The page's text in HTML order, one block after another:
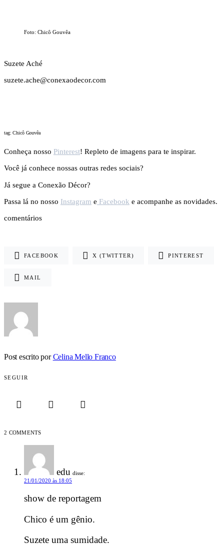
Foto: Chicô Gouvêa
Suzete Aché
suzete.ache@conexaodecor.com
tag: Chicô Gouvêa
Conheça nosso Pinterest! Repleto de imagens para te inspirar.
Você já conhece nossas outras redes sociais?
Já segue a Conexão Décor?
Passa lá no nosso Instagram e Facebook e acompanhe as novidades.
comentários
FACEBOOK X (TWITTER) PINTEREST
MAIL
Post escrito por Celina Mello Franco
SEGUIR
2 COMMENTS
edu disse:
21/01/2020 às 18:05
show de reportagem
Chico é um gênio.
Suzete uma sumidade.